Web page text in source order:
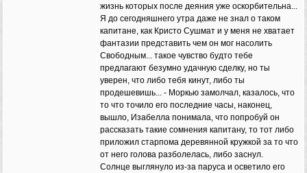
жизнь которых после деяния уже оскорбительна...
Я до сегодняшнего утра даже не знал о таком
капитане, как Кристо Сушмат и у меня не хватает
фантазии представить чем он мог насолить
Свободным... такое чувство будто тебе
предлагают безумно удачную сделку, но ты
уверен, что либо тебя кинут, либо ты
продешевишь... - Моркью замолчал, казалось, что
то что точило его последние часы, наконец,
вышло, Изабелла понимала, что попробуй он
рассказать такие сомнения капитану, то тот либо
приложил старпома деревянной кружкой за то что
от него голова разболелась, либо заснул.
Солнце выглянуло из-за паруса и осветило его